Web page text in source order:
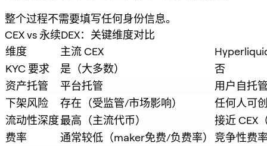
整个过程不需要填写任何身份信息。
CEX vs 永续DEX：关键维度对比
维度
主流 CEX
KYC 要求
是（大多数）
否
资产托管
平台托管
用户自托
下架风险
存在（受监管/市场影响）
任何人可
流动性深度最高（主流代币）
接近 CEX
费率
通常较低（maker免费/负费率）
竞争性费